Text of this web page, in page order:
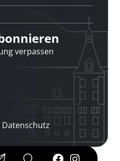
verpassen
Datenschutz